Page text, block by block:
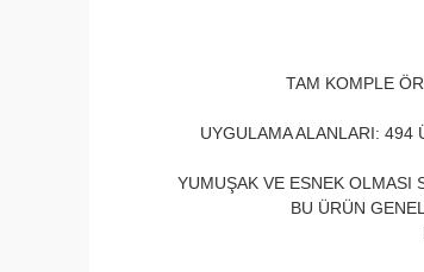
TAM KOMPLE
UYGULAMA ALANLARI: 494
YUMUŞAK VE ESNEK OLMASI
BU ÜRÜN